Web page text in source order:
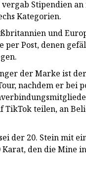
Stipendien an
Kategorien.
und
Post, denen
der Marke ist
nachdem er bei
TikTok teilen, an
der 20. Stein mit
Karat, den die Mine